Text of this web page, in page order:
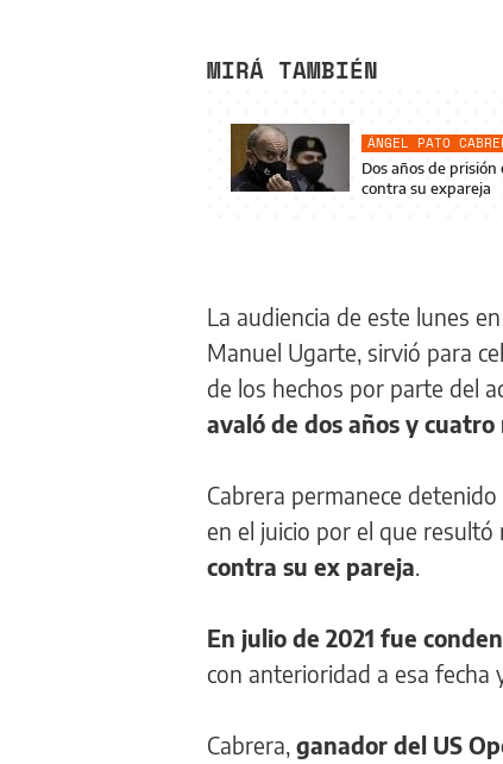
MIRÁ TAMBIÉN
ÁNGEL PATO
Dos años de
contra su expareja
La audiencia de este lunes
Manuel Ugarte, sirvió para
de los hechos por parte del
avaló de dos años y cuatro
Cabrera permanece
en el juicio por el que
contra su ex pareja
En julio de 2021 fue
con anterioridad a esa fecha
Cabrera, ganador del US